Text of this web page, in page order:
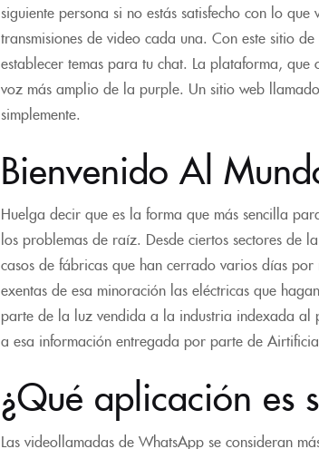
siguiente persona si no estás satisfecho con lo
transmisiones de video cada una. Con este sitio
establecer temas para tu chat. La plataforma,
voz más amplio de la purple. Un sitio web
simplemente.
Bienvenido Al
Huelga decir que es la forma que más sencilla
los problemas de raíz. Desde ciertos sectores de
casos de fábricas que han cerrado varios días
exentas de esa minoración las eléctricas que
parte de la luz vendida a la industria indexada al
a esa información entregada por parte de
¿Qué aplicación es
Las videollamadas de WhatsApp se consideran